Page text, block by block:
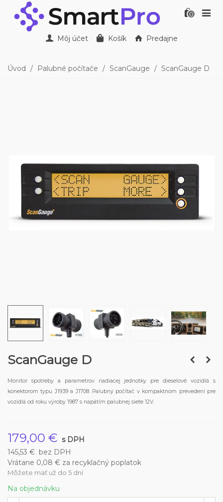
0
Môj účet Košík Predajne
Úvod / Palubné počítače / ScanGauge / ScanGauge D
ScanGauge D
Monitor spotreby a parametrov riadiacej jednotky pre dieselové vozidlá s
konektorom typu J1939 a J1708. Palubný počítač v kompaktnom prevedení pre
vozidlá od roku výroby 1987 s napätím palubnej siete 12V.
179,00 € s DPH
145,53 € bez DPH
Vrátane 0,08 € za recyklačný poplatok
Môžete mať už do 5 dní
Na objednávku